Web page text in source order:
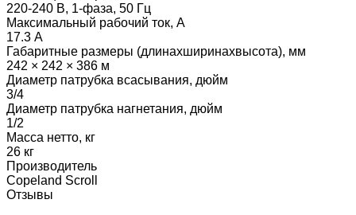
220-240 В, 1-фаза, 50 Гц
Максимальный рабочий ток, А
17.3 А
Габаритные размеры (длинаxширинаxвысота), мм
242 × 242 × 386 м
Диаметр патрубка всасывания, дюйм
3/4
Диаметр патрубка нагнетания, дюйм
1/2
Масса нетто, кг
26 кг
Производитель
Copeland Scroll
Отзывы